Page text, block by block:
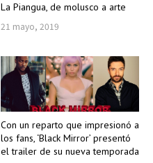
La Piangua, de molusco a arte
21 mayo, 2019
Con un reparto que impresionó a
los fans, ‘Black Mirror’ presentó
el trailer de su nueva temporada